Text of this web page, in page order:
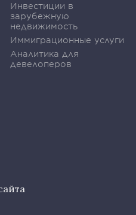
Инвестиции в
зарубежную
недвижимость
Иммиграционные услуги
Аналитика для
девелоперов